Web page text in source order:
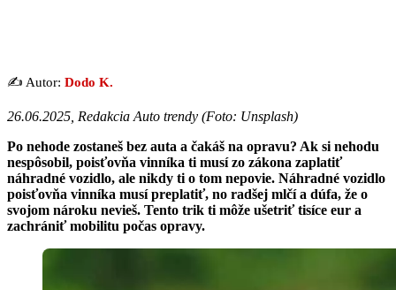
✍️ Autor: Dodo K.
26.06.2025, Redakcia Auto trendy (Foto: Unsplash)
Po nehode zostaneš bez auta a čakáš na opravu? Ak si nehodu
nespôsobil, poisťovňa vinníka ti musí zo zákona zaplatiť
náhradné vozidlo, ale nikdy ti o tom nepovie. Náhradné vozidlo
poisťovňa vinníka musí preplatiť, no radšej mlčí a dúfa, že o
svojom nároku nevieš. Tento trik ti môže ušetriť tisíce eur a
zachrániť mobilitu počas opravy.